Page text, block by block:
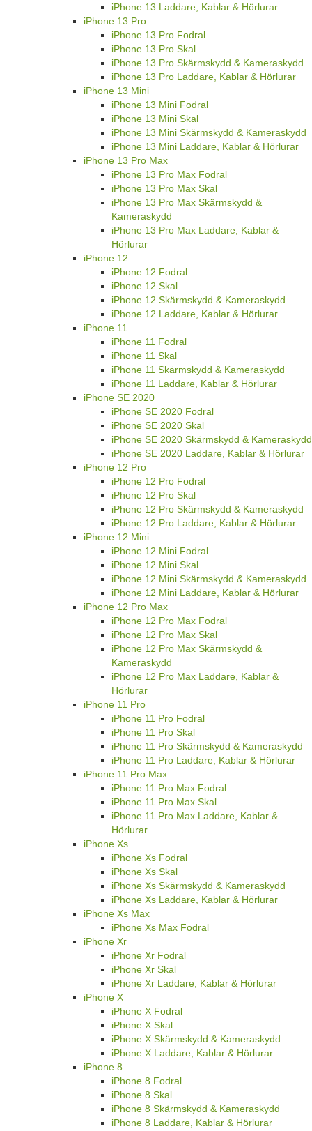
iPhone 13 Laddare, Kablar & Hörlurar
iPhone 13 Pro
iPhone 13 Pro Fodral
iPhone 13 Pro Skal
iPhone 13 Pro Skärmskydd & Kameraskydd
iPhone 13 Pro Laddare, Kablar & Hörlurar
iPhone 13 Mini
iPhone 13 Mini Fodral
iPhone 13 Mini Skal
iPhone 13 Mini Skärmskydd & Kameraskydd
iPhone 13 Mini Laddare, Kablar & Hörlurar
iPhone 13 Pro Max
iPhone 13 Pro Max Fodral
iPhone 13 Pro Max Skal
iPhone 13 Pro Max Skärmskydd &
Kameraskydd
iPhone 13 Pro Max Laddare, Kablar &
Hörlurar
iPhone 12
iPhone 12 Fodral
iPhone 12 Skal
iPhone 12 Skärmskydd & Kameraskydd
iPhone 12 Laddare, Kablar & Hörlurar
iPhone 11
iPhone 11 Fodral
iPhone 11 Skal
iPhone 11 Skärmskydd & Kameraskydd
iPhone 11 Laddare, Kablar & Hörlurar
iPhone SE 2020
iPhone SE 2020 Fodral
iPhone SE 2020 Skal
iPhone SE 2020 Skärmskydd & Kameraskydd
iPhone SE 2020 Laddare, Kablar & Hörlurar
iPhone 12 Pro
iPhone 12 Pro Fodral
iPhone 12 Pro Skal
iPhone 12 Pro Skärmskydd & Kameraskydd
iPhone 12 Pro Laddare, Kablar & Hörlurar
iPhone 12 Mini
iPhone 12 Mini Fodral
iPhone 12 Mini Skal
iPhone 12 Mini Skärmskydd & Kameraskydd
iPhone 12 Mini Laddare, Kablar & Hörlurar
iPhone 12 Pro Max
iPhone 12 Pro Max Fodral
iPhone 12 Pro Max Skal
iPhone 12 Pro Max Skärmskydd &
Kameraskydd
iPhone 12 Pro Max Laddare, Kablar &
Hörlurar
iPhone 11 Pro
iPhone 11 Pro Fodral
iPhone 11 Pro Skal
iPhone 11 Pro Skärmskydd & Kameraskydd
iPhone 11 Pro Laddare, Kablar & Hörlurar
iPhone 11 Pro Max
iPhone 11 Pro Max Fodral
iPhone 11 Pro Max Skal
iPhone 11 Pro Max Laddare, Kablar &
Hörlurar
iPhone Xs
iPhone Xs Fodral
iPhone Xs Skal
iPhone Xs Skärmskydd & Kameraskydd
iPhone Xs Laddare, Kablar & Hörlurar
iPhone Xs Max
iPhone Xs Max Fodral
iPhone Xr
iPhone Xr Fodral
iPhone Xr Skal
iPhone Xr Laddare, Kablar & Hörlurar
iPhone X
iPhone X Fodral
iPhone X Skal
iPhone X Skärmskydd & Kameraskydd
iPhone X Laddare, Kablar & Hörlurar
iPhone 8
iPhone 8 Fodral
iPhone 8 Skal
iPhone 8 Skärmskydd & Kameraskydd
iPhone 8 Laddare, Kablar & Hörlurar